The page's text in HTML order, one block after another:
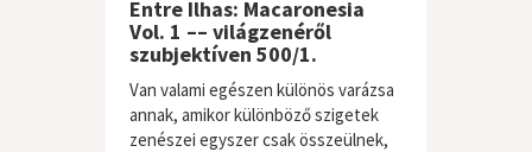
Entre Ilhas: Macaronesia
Vol. 1 –– világzenéről
szubjektíven 500/1.
Van valami egészen különös varázsa
annak, amikor különböző szigetek
zenészei egyszer csak összeülnek,